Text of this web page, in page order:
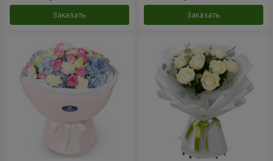
Заказать Заказать